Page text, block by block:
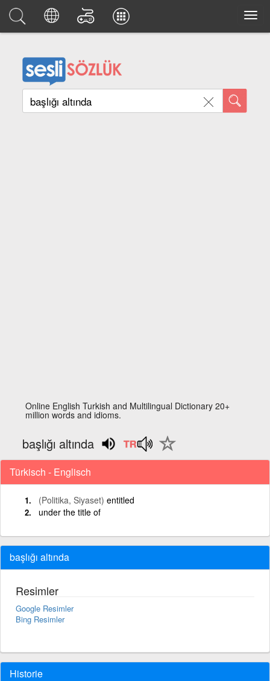
Online English Turkish and Multilingual Dictionary 20+
million words and idioms.
başlığı altında
Türkisch - Englisch
(Politika, Siyaset) entitled
under the title of
başlığı altında
Resimler
Google Resimler
Bing Resimler
Historie